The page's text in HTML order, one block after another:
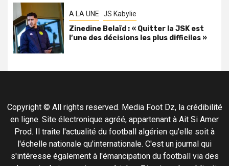
A LA UNE JS Kabylie
Zinedine Belaïd : « Quitter la JSK est
l’une des décisions les plus difficiles »
Copyright © All rights reserved. Media Foot Dz, la crédibilité
en ligne. Site électronique agréé, appartenant à Ait Si Amer
Prod. Il traite l'actualité du football algérien qu'elle soit à
l'échelle nationale qu'internationale. C'est un journal qui
s'intéresse également à l'émancipation du football via des